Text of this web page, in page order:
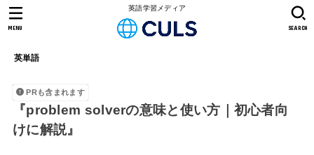
英語学習メディア
英単語
SEARCH
MENU
PRも含まれます
『problem solverの意味と使い方｜初心者向
けに解説』